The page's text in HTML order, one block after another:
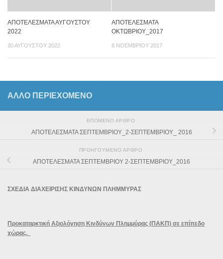
ΑΠΟΤΕΛΕΣΜΑΤΑ ΑΥΓΟΥΣΤΟΥ
2022
30 ΑΥΓΟΎΣΤΟΥ 2022
ΑΠΟΤΕΛΕΣΜΑΤΑ
ΟΚΤΩΒΡΙΟΥ_2017
8 ΝΟΕΜΒΡΊΟΥ 2017
ΆΛΛΟ ΠΕΡΙΕΧΟΜΕΝΟ
ΕΠΌΜΕΝΟ ΆΡΘΡΟ
ΑΠΟΤΕΛΕΣΜΑΤΑ ΣΕΠΤΕΜΒΡΙΟΥ_2-ΣΕΠΤΕΜΒΡΙΟΥ_ 2016
ΠΡΟΗΓΟΎΜΕΝΟ ΆΡΘΡΟ
ΑΠΟΤΕΛΕΣΜΑΤΑ ΣΕΠΤΕΜΒΡΙΟΥ 2-ΣΕΠΤΕΜΒΡΙΟΥ_2016
ΣΧΕΔΙΑ ΔΙΑΧΕΙΡΙΣΗΣ ΚΙΝΔΥΝΩΝ ΠΛΗΜΜΥΡΑΣ
Προκαταρκτική Αξιολόγηση Κινδύνων Πλημμύρας (ΠΑΚΠ) σε επίπεδο
χώρας.